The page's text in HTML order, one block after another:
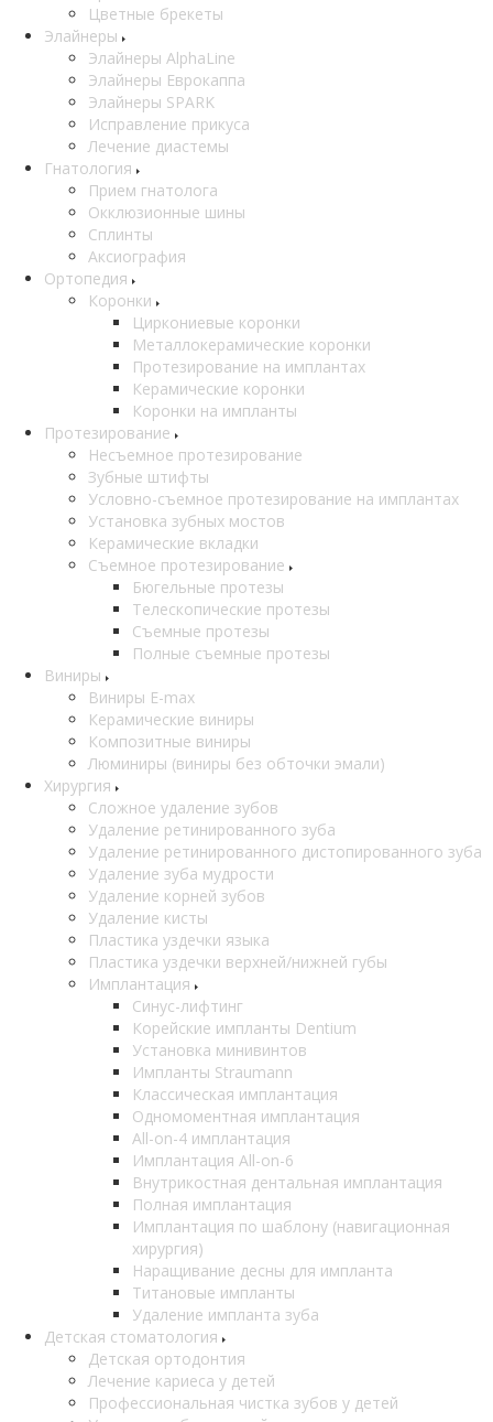
Цветные брекеты
Элайнеры
Элайнеры AlphaLine
Элайнеры Еврокаппа
Элайнеры SPARK
Исправление прикуса
Лечение диастемы
Гнатология
Прием гнатолога
Окклюзионные шины
Сплинты
Аксиография
Ортопедия
Коронки
Циркониевые коронки
Металлокерамические коронки
Протезирование на имплантах
Керамические коронки
Коронки на импланты
Протезирование
Несъемное протезирование
Зубные штифты
Условно-съемное протезирование на имплантах
Установка зубных мостов
Керамические вкладки
Съемное протезирование
Бюгельные протезы
Телескопические протезы
Съемные протезы
Полные съемные протезы
Виниры
Виниры E-max
Керамические виниры
Композитные виниры
Люминиры (виниры без обточки эмали)
Хирургия
Сложное удаление зубов
Удаление ретинированного зуба
Удаление ретинированного дистопированного зуба
Удаление зуба мудрости
Удаление корней зубов
Удаление кисты
Пластика уздечки языка
Пластика уздечки верхней/нижней губы
Имплантация
Синус-лифтинг
Корейские импланты Dentium
Установка минивинтов
Импланты Straumann
Классическая имплантация
Одномоментная имплантация
All-on-4 имплантация
Имплантация All-on-6
Внутрикостная дентальная имплантация
Полная имплантация
Имплантация по шаблону (навигационная
хирургия)
Наращивание десны для импланта
Титановые импланты
Удаление импланта зуба
Детская стоматология
Детская ортодонтия
Лечение кариеса у детей
Профессиональная чистка зубов у детей